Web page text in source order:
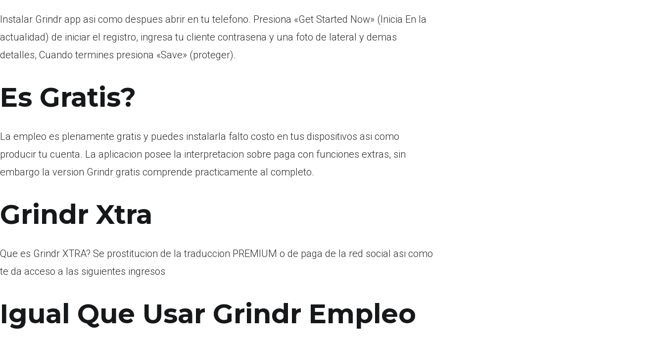
Instalar Grindr app asi­ como despues abrir en tu telefono. Presiona «Get Started Now» (Inicia En la
actualidad) de iniciar el registro, ingresa tu cliente contrasena y una foto de lateral y demas
detalles, Cuando termines presiona «Save» (proteger).
Es Gratis?
La empleo es plenamente gratis y puedes instalarla falto costo en tus dispositivos asi­ como
producir tu cuenta. La aplicacion posee la interpretacion sobre paga con funciones extras, sin
embargo la version Grindr gratis comprende practicamente al completo.
Grindr Xtra
Que es Grindr XTRA? Se prostitucion de la traduccion PREMIUM o de paga de la red social asi­ como
te da acceso a las siguientes ingresos
Igual Que Usar Grindr Empleo